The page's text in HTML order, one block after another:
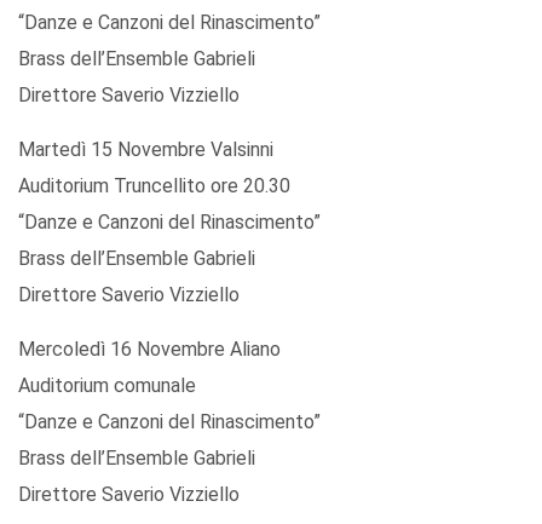
“Danze e Canzoni del Rinascimento”
Brass dell’Ensemble Gabrieli
Direttore Saverio Vizziello
Martedì 15 Novembre Valsinni
Auditorium Truncellito ore 20.30
“Danze e Canzoni del Rinascimento”
Brass dell’Ensemble Gabrieli
Direttore Saverio Vizziello
Mercoledì 16 Novembre Aliano
Auditorium comunale
“Danze e Canzoni del Rinascimento”
Brass dell’Ensemble Gabrieli
Direttore Saverio Vizziello